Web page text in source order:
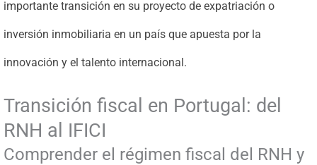
importante transición en su proyecto de expatriación o
inversión inmobiliaria en un país que apuesta por la
innovación y el talento internacional.
Transición fiscal en Portugal: del
RNH al IFICI
Comprender el régimen fiscal del RNH y